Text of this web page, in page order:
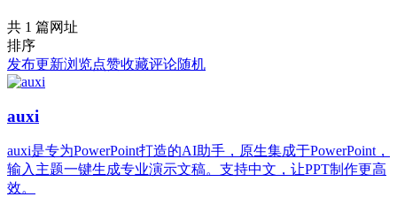
共 1 篇网址
排序
发布更新浏览点赞收藏评论随机
auxi
auxi是专为PowerPoint打造的AI助手，原生集成于PowerPoint，
输入主题一键生成专业演示文稿。支持中文，让PPT制作更高
效。